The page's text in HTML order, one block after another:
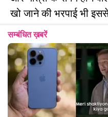
खो जाने की भरपाई भी
सम्बंधित ख़बरें